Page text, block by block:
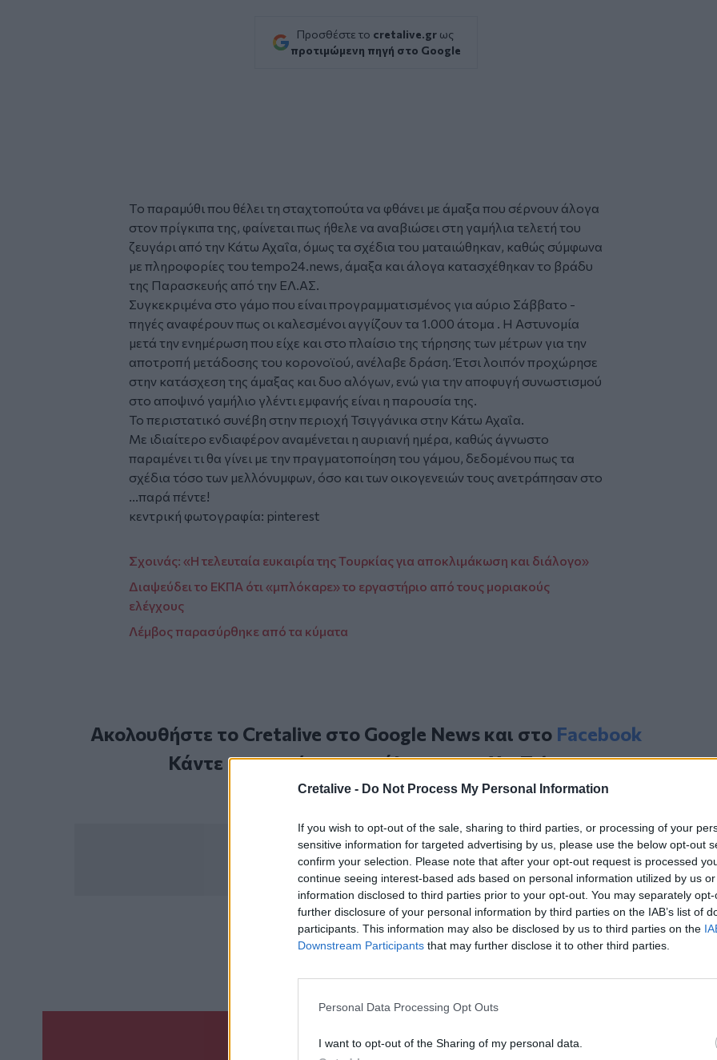
Cretalive - Do Not Process My Personal Information
If you wish to opt-out of the sale, sharing to third parties, or processing of your
sensitive information for targeted advertising by us, please use the below opt-out
confirm your selection. Please note that after your opt-out request is processed
continue seeing interest-based ads based on personal information utilized by us
information disclosed to third parties prior to your opt-out. You may separately
further disclosure of your personal information by third parties on the IAB’s list of
participants. This information may also be disclosed by us to third parties on the
Downstream Participants that may further disclose it to other third parties.
Personal Data Processing Opt Outs
I want to opt-out of the Sharing of my personal data.
Προσθέστε το cretalive.gr ως
προτιμώμενη πηγή στο Google
Tο παραμύθι που θέλει τη σταχτοπούτα να φθάνει με άμαξα που σέρνουν άλογα
στον πρίγκιπα της, φαίνεται πως ήθελε να αναβιώσει στη γαμήλια τελετή του
ζευγάρι από την Κάτω Αχαΐα, όμως τα σχέδια του ματαιώθηκαν, καθώς σύμφωνα
με πληροφορίες του tempo24.news, άμαξα και άλογα κατασχέθηκαν το βράδυ
της Παρασκευής από την ΕΛ.ΑΣ.
Συγκεκριμένα στο γάμο που είναι προγραμματισμένος για αύριο Σάββατο -
πηγές αναφέρουν πως οι καλεσμένοι αγγίζουν τα 1.000 άτομα . Η Αστυνομία
μετά την ενημέρωση που είχε και στο πλαίσιο της τήρησης των μέτρων για την
αποτροπή μετάδοσης του κορονοϊού, ανέλαβε δράση. Έτσι λοιπόν προχώρησε
στην κατάσχεση της άμαξας και δυο αλόγων, ενώ για την αποφυγή συνωστισμού
στο αποψινό γαμήλιο γλέντι εμφανής είναι η παρουσία της.
Το περιστατικό συνέβη στην περιοχή Τσιγγάνικα στην Κάτω Αχαΐα.
Με ιδιαίτερο ενδιαφέρον αναμένεται η αυριανή ημέρα, καθώς άγνωστο
παραμένει τι θα γίνει με την πραγματοποίηση του γάμου, δεδομένου πως τα
σχέδια τόσο των μελλόνυμφων, όσο και των οικογενειών τους ανετράπησαν στο
...παρά πέντε!
κεντρική φωτογραφία: pinterest
Σχοινάς: «Η τελευταία ευκαιρία της Τουρκίας για αποκλιμάκωση και διάλογο»
Διαψεύδει το ΕΚΠΑ ότι «μπλόκαρε» το εργαστήριο από τους μοριακούς
ελέγχους
Λέμβος παρασύρθηκε από τα κύματα
Ακολουθήστε το Cretalive στο Google Newsκαι στο Facebook
Κάντε εγγραφή στο κανάλι μας στοYouTube
ΣΧΕΤΙΚΆ TAGS
Γίνε ο ρεπόρτερ του CRETALIVE